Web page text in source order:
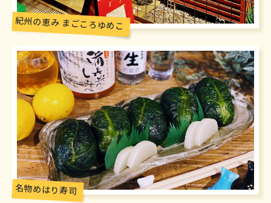
紀州の恵み まごころゆめこ
名物めはり寿司